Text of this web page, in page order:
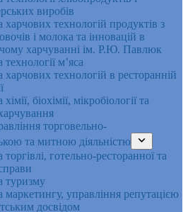
виробів
харчових технологій продуктів з
і молока та інновацій в
харчуванні ім. Р.Ю. Павлюк
м’яса
харчових технологій в ресторанній
біохімії, мікробіології та
торговельно-
та митною діяльністю
готельно-ресторанної та
туризму
маркетингу, управління репутацією
досвідом